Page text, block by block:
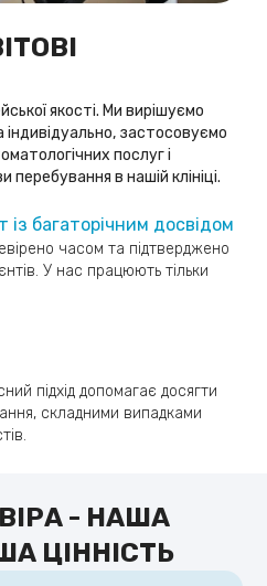
якості. Ми вирішуємо
застосовуємо
послуг і
в нашій клініці.
із багаторічним досвідом
часом та підтверджено
У нас працюють тільки
підхід допомагає досягти
складними випадками
- НАША
ЦІННІСТЬ